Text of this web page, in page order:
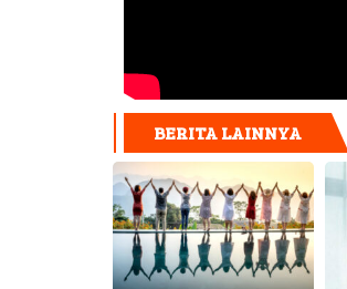
BERITA LAINNYA